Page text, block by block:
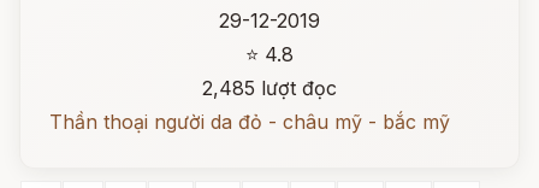
29-12-2019
⭐ 4.8
2,485 lượt đọc
Thần thoại người da đỏ - châu mỹ - bắc mỹ